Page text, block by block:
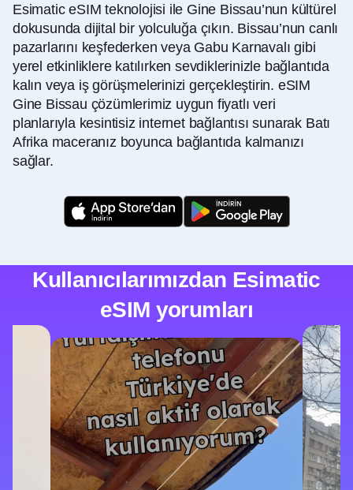
Esimatic eSIM teknolojisi ile Gine Bissau’nun kültürel
dokusunda dijital bir yolculuğa çıkın. Bissau’nun canlı
pazarlarını keşfederken veya Gabu Karnavalı gibi
yerel etkinliklere katılırken sevdiklerinizle bağlantıda
kalın veya iş görüşmelerinizi gerçekleştirin. eSIM
Gine Bissau çözümlerimiz uygun fiyatlı veri
planlarıyla kesintisiz internet bağlantısı sunarak Batı
Afrika maceranız boyunca bağlantıda kalmanızı
sağlar.
Kullanıcılarımızdan Esimatic
eSIM yorumları